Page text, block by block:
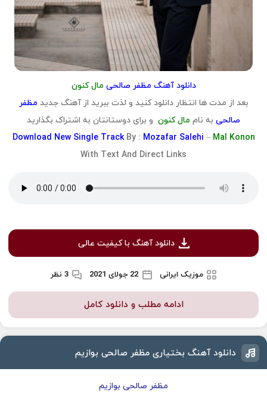
دانلود آهنگ مظفر صالحی مال کنون
بعد از مدت ها انتظار دانلود کنید و لذت ببرید از آهنگ جدید مظفر
صالحی به نام مال کنون و برای دوستانتان به اشتراک بگذارید
Download New Single Track By : Mozafar Salehi – Mal Konon
With Text And Direct Links
دانلود آهنگ با کیفیت عالی
موزیک ایرانی 22 جولای 2021 3 نظر
ادامه مطلب و دانلود کامل
دانلود آهنگ بختیاری مظفر صالحی بوازیم
مظفر صالحی بوازیم